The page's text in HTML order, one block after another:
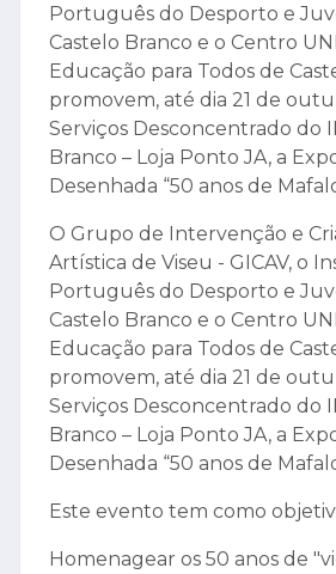
Português do Desporto e
Castelo Branco e o Centro
Educação para Todos de
promovem, até dia 21 de
Serviços Desconcentrado do
Branco – Loja Ponto JA, a
Desenhada “50 anos de
O Grupo de Intervenção e
Artística de Viseu - GICAV, o
Português do Desporto e
Castelo Branco e o Centro
Educação para Todos de
promovem, até dia 21 de
Serviços Desconcentrado do
Branco – Loja Ponto JA, a
Desenhada “50 anos de
Este evento tem como
Homenagear os 50 anos de